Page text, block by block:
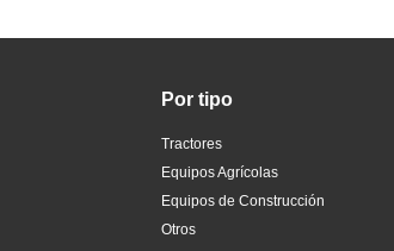
Por tipo
Tractores
Equipos Agrícolas
Equipos de Construcción
Otros